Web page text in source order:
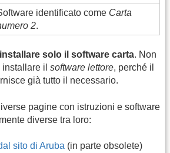
identificato come Carta
2.
solo il software carta. Non
il software lettore, perché il
già tutto il necessario.
pagine con istruzioni e software
diverse tra loro:
sito di Aruba (in parte obsolete)